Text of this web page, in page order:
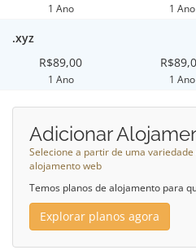
1 Ano 1 Ano
.xyz
R$89,00
1 Ano 1 Ano
Adicionar
Selecione a partir de uma variedade
alojamento web
Temos planos de alojamento para
Explorar planos agora